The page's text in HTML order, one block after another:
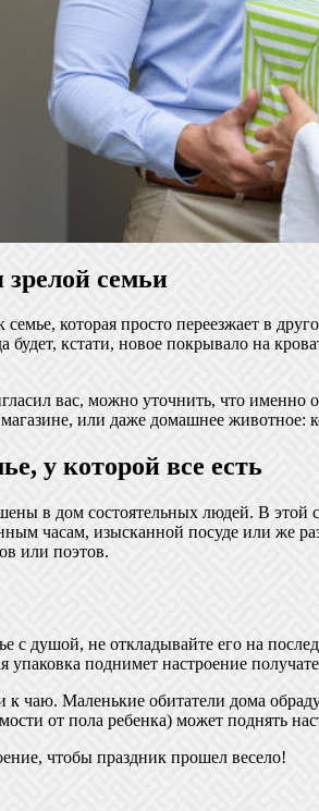
зрелой семьи
которая просто переезжает в
будет, кстати, новое покрывало на
вас, можно уточнить, что именно
или даже домашнее
у которой все есть
в дом состоятельных людей. В
часам, изысканной посуде или же
или поэтов.
с душой, не откладывайте его на
упаковка поднимет настроение
к чаю. Маленькие обитатели дома
от пола ребенка) может поднять
чтобы праздник прошел весело!